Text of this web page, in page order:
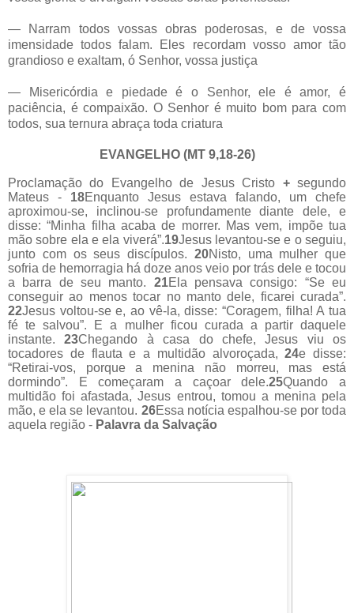
— Narram todos vossas obras poderosas, e de vossa
imensidade todos falam. Eles recordam vosso amor tão
grandioso e exaltam, ó Senhor, vossa justiça
— Misericórdia e piedade é o Senhor, ele é amor, é
paciência, é compaixão. O Senhor é muito bom para com
todos, sua ternura abraça toda criatura
EVANGELHO (MT 9,18-26)
Proclamação do Evangelho de Jesus Cristo +segundo
Mateus - 18Enquanto Jesus estava falando, um chefe
aproximou-se, inclinou-se profundamente diante dele, e
disse: “Minha filha acaba de morrer. Mas vem, impõe tua
mão sobre ela e ela viverá”.19Jesus levantou-se e o seguiu,
junto com os seus discípulos. 20Nisto, uma mulher que
sofria de hemorragia há doze anos veio por trás dele e tocou
a barra de seu manto. 21Ela pensava consigo: “Se eu
conseguir ao menos tocar no manto dele, ficarei curada”.
22Jesus voltou-se e, ao vê-la, disse: “Coragem, filha! A tua
fé te salvou”. E a mulher ficou curada a partir daquele
instante.23Chegando à casa do chefe, Jesus viu os
tocadores de flauta e a multidão alvoroçada,24e disse:
“Retirai-vos, porque a menina não morreu, mas está
dormindo”. E começaram a caçoar dele.25Quando a
multidão foi afastada, Jesus entrou, tomou a menina pela
mão, e ela se levantou. 26Essa notícia espalhou-se por toda
aquela região - Palavra da Salvação